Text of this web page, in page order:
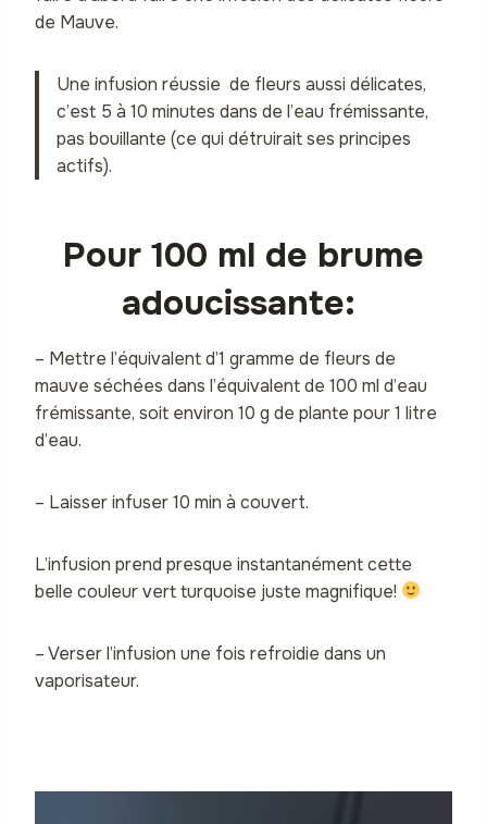
de Mauve.
Une infusion réussie de fleurs aussi délicates,
c’est 5 à 10 minutes dans de l’eau frémissante,
pas bouillante (ce qui détruirait ses principes
actifs).
Pour 100 ml de brume
adoucissante:
– Mettre l’équivalent d’1 gramme de fleurs de
mauve séchées dans l’équivalent de 100 ml d’eau
frémissante, soit environ 10 g de plante pour 1 litre
d’eau.
– Laisser infuser 10 min à couvert.
L’infusion prend presque instantanément cette
belle couleur vert turquoise juste magnifique!
– Verser l’infusion une fois refroidie dans un
vaporisateur.